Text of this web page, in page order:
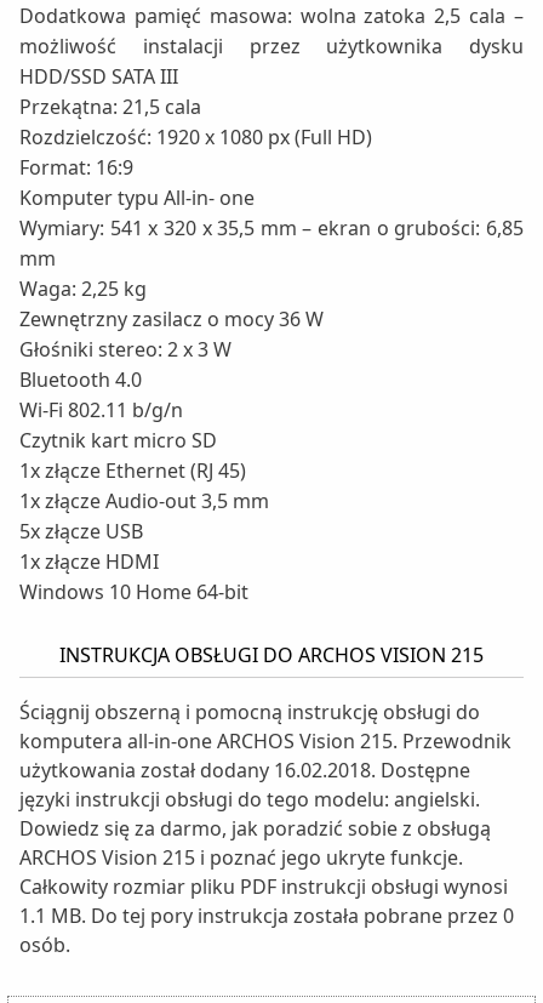
Dodatkowa pamięć masowa: wolna zatoka 2,5 cala –
możliwość instalacji przez użytkownika dysku
HDD/SSD SATA III
Przekątna: 21,5 cala
Rozdzielczość: 1920 x 1080 px (Full HD)
Format: 16:9
Komputer typu All-in- one
Wymiary: 541 x 320 x 35,5 mm – ekran o grubości: 6,85
mm
Waga: 2,25 kg
Zewnętrzny zasilacz o mocy 36 W
Głośniki stereo: 2 x 3 W
Bluetooth 4.0
Wi-Fi 802.11 b/g/n
Czytnik kart micro SD
1x złącze Ethernet (RJ 45)
1x złącze Audio-out 3,5 mm
5x złącze USB
1x złącze HDMI
Windows 10 Home 64-bit
INSTRUKCJA OBSŁUGI DO ARCHOS VISION 215
Ściągnij obszerną i pomocną instrukcję obsługi do
komputera all-in-one ARCHOS Vision 215. Przewodnik
użytkowania został dodany 16.02.2018. Dostępne
języki instrukcji obsługi do tego modelu: angielski.
Dowiedz się za darmo, jak poradzić sobie z obsługą
ARCHOS Vision 215 i poznać jego ukryte funkcje.
Całkowity rozmiar pliku PDF instrukcji obsługi wynosi
1.1 MB. Do tej pory instrukcja została pobrane przez 0
osób.